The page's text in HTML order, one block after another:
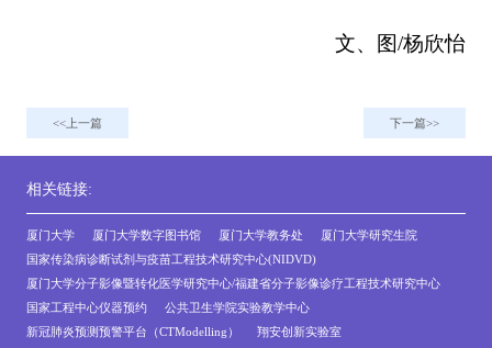
文、图/杨欣怡
上一篇 下一篇
相关链接:
厦门大学 厦门大学数字图书馆 厦门大学教务处
厦门大学研究生院
国家传染病诊断试剂与疫苗工程技术研究中心(NIDVD)
厦门大学分子影像暨转化医学研究中心/福建省分子影像诊疗工程技术研究中心
国家工程中心仪器预约
公共卫生学院实验教学中心
新冠肺炎预测预警平台（CTModelling）
翔安创新实验室